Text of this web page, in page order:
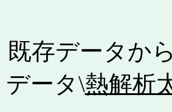
既存データか
データ\熱解析